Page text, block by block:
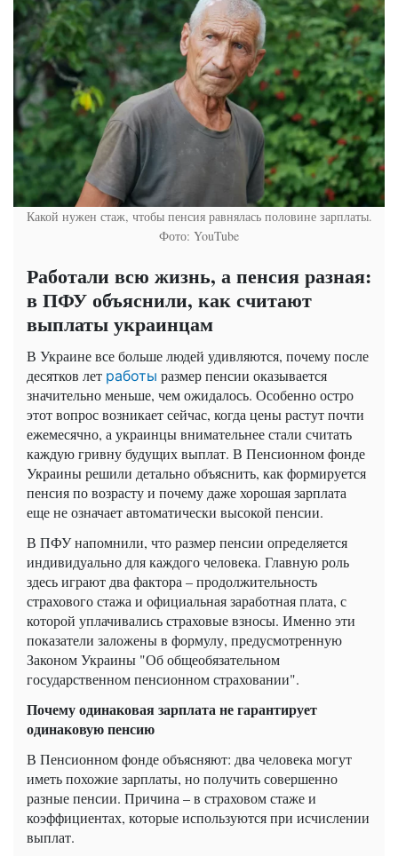
Какой нужен стаж, чтобы пенсия равнялась половине зарплаты.
Фото: YouTube
Работали всю жизнь, а пенсия разная:
в ПФУ объяснили, как считают
выплаты украинцам
В Украине все больше людей удивляются, почему после
десятков лет работы размер пенсии оказывается
значительно меньше, чем ожидалось. Особенно остро
этот вопрос возникает сейчас, когда цены растут почти
ежемесячно, а украинцы внимательнее стали считать
каждую гривну будущих выплат. В Пенсионном фонде
Украины решили детально объяснить, как формируется
пенсия по возрасту и почему даже хорошая зарплата
еще не означает автоматически высокой пенсии.
В ПФУ напомнили, что размер пенсии определяется
индивидуально для каждого человека. Главную роль
здесь играют два фактора – продолжительность
страхового стажа и официальная заработная плата, с
которой уплачивались страховые взносы. Именно эти
показатели заложены в формулу, предусмотренную
Законом Украины "Об общеобязательном
государственном пенсионном страховании".
Почему одинаковая зарплата не гарантирует
одинаковую пенсию
В Пенсионном фонде объясняют: два человека могут
иметь похожие зарплаты, но получить совершенно
разные пенсии. Причина – в страховом стаже и
коэффициентах, которые используются при исчислении
выплат.